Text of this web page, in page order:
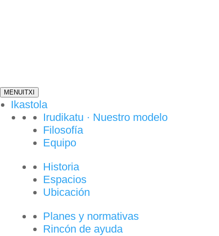
MENU ITXI
Ikastola
Irudikatu · Nuestro modelo
Filosofía
Equipo
Historia
Espacios
Ubicación
Planes y normativas
Rincón de ayuda